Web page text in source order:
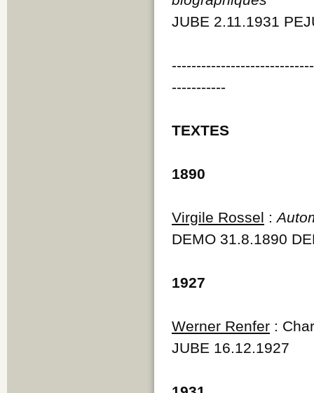
JUBE 2.11.1931
-----------
TEXTES
1890
Virgile Rossel :
DEMO 31.8.1890
1927
Werner Renfer :
JUBE 16.12.1927